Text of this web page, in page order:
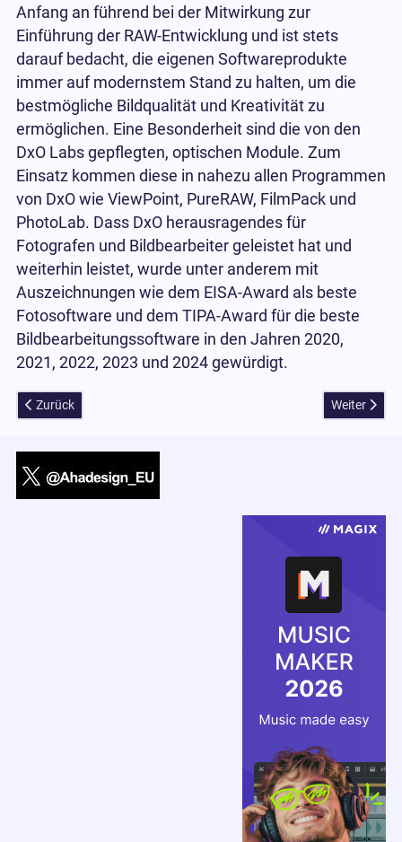
Anfang an führend bei der Mitwirkung zur
Einführung der RAW-Entwicklung und ist stets
darauf bedacht, die eigenen Softwareprodukte
immer auf modernstem Stand zu halten, um die
bestmögliche Bildqualität und Kreativität zu
ermöglichen. Eine Besonderheit sind die von den
DxO Labs gepflegten, optischen Module. Zum
Einsatz kommen diese in nahezu allen Programmen
von DxO wie ViewPoint, PureRAW, FilmPack und
PhotoLab. Dass DxO herausragendes für
Fotografen und Bildbearbeiter geleistet hat und
weiterhin leistet, wurde unter anderem mit
Auszeichnungen wie dem EISA-Award als beste
Fotosoftware und dem TIPA-Award für die beste
Bildbearbeitungssoftware in den Jahren 2020,
2021, 2022, 2023 und 2024 gewürdigt.
Vorheriger Beitrag: Luminar Neo Download des Herbstupdate 2024
Zurück Nächster
Weiter